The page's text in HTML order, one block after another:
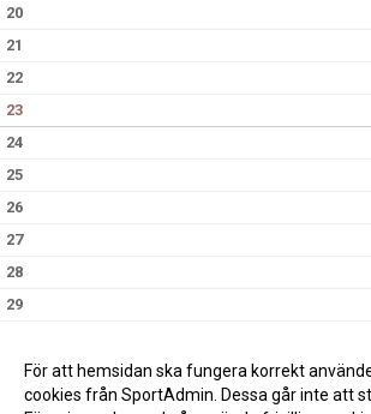
20
21
22
23
24
25
26
27
28
29
För att hemsidan ska fungera korrekt
cookies från SportAdmin. Dessa går inte att